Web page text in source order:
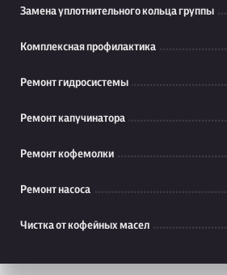
Замена уплотнительного кольца группы
Комплексная профилактика
Ремонт гидросистемы
Ремонт капучинатора
Ремонт кофемолки
Ремонт насоса
Чистка от кофейных масел